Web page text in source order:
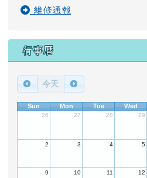
維修通報
行事曆
今天
Sun Mon Tue Wed
26 27 28 29
2 3 4 5
9 10 11 12